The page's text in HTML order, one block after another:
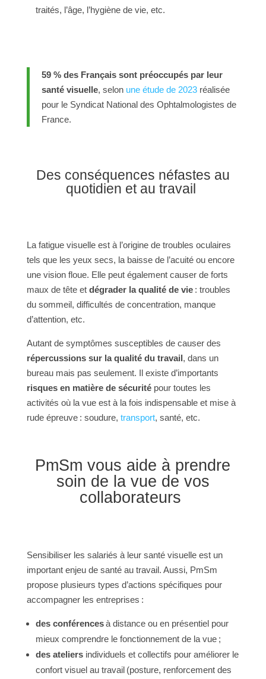
traités, l’âge, l’hygiène de vie, etc.
59 % des Français sont préoccupés par leur
santé visuelle, selon une étude de 2023réalisée
pour le Syndicat National des Ophtalmologistes de
France.
Des conséquences néfastes au
quotidien et au travail
La fatigue visuelle est à l’origine de troubles oculaires
tels que les yeux secs, la baisse de l’acuité ou encore
une vision floue. Elle peut également causer de forts
maux de tête et dégrader la qualité de vie : troubles
du sommeil, difficultés de concentration, manque
d’attention, etc.
Autant de symptômes susceptibles de causer des
répercussions sur la qualité du travail, dans un
bureau mais pas seulement. Il existe d’importants
risques en matière de sécuritépour toutes les
activités où la vue est à la fois indispensable et mise à
rude épreuve : soudure, transport, santé, etc.
PmSm vous aide à prendre
soin de la vue de vos
collaborateurs
Sensibiliser les salariés à leur santé visuelle est un
important enjeu de santé au travail. Aussi, PmSm
propose plusieurs types d’actions spécifiques pour
accompagner les entreprises :
des conférencesà distance ou en présentiel pour
mieux comprendre le fonctionnement de la vue ;
des ateliersindividuels et collectifs pour améliorer le
confort visuel au travail (posture, renforcement des